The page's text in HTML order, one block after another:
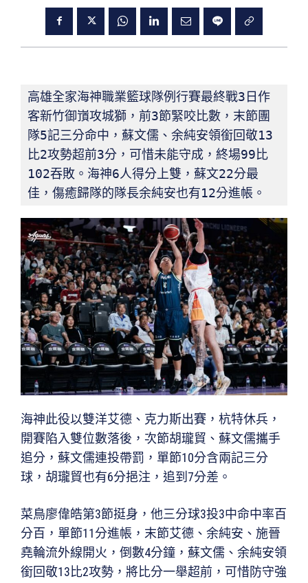
高雄全家海神職業籃球隊例行賽最終戰3日作
客新竹御嵿攻城獅，前3節緊咬比數，末節團
隊5記三分命中，蘇文儒、余純安領銜回敬13
比2攻勢超前3分，可惜未能守成，終場99比
102吞敗。海神6人得分上雙，蘇文22分最
佳，傷癒歸隊的隊長余純安也有12分進帳。
海神此役以雙洋艾德、克力斯出賽，杭特休兵，
開賽陷入雙位數落後，次節胡瓏貿、蘇文儒攜手
追分，蘇文儒連投帶罰，單節10分含兩記三分
球，胡瓏貿也有6分挹注，追到7分差。
菜鳥廖偉皓第3節挺身，他三分球3投3中命中率百
分百，單節11分進帳，末節艾德、余純安、施晉
堯輪流外線開火，倒數4分鐘，蘇文儒、余純安領
銜回敬13比2攻勢，將比分一舉超前，可惜防守強